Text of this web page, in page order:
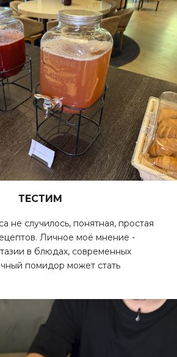
ТЕСТИМ
не случилось, понятная, простая
Личное моё мнение -
в блюдах, современных
помидор может стать